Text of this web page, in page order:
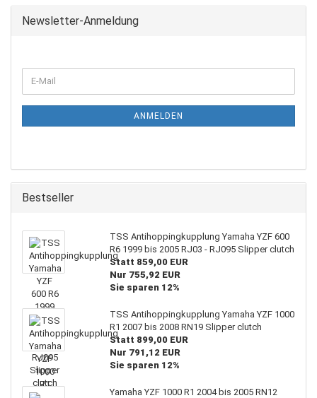
Newsletter-Anmeldung
ZUR
E-
Mail
ANMELDEN
Bestseller
TSS Antihoppingkupplung Yamaha YZF 600
R6 1999 bis 2005 RJ03 - RJ095 Slipper clutch
Statt 859,00 EUR
Nur 755,92 EUR
Sie sparen 12%
TSS Antihoppingkupplung Yamaha YZF 1000
R1 2007 bis 2008 RN19 Slipper clutch
Statt 899,00 EUR
Nur 791,12 EUR
Sie sparen 12%
Yamaha YZF 1000 R1 2004 bis 2005 RN12